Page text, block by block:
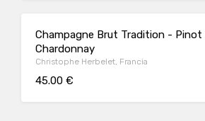
Champagne Brut Tradition - Pinot
Chardonnay
Christophe Herbelet, Francia
45.00 €